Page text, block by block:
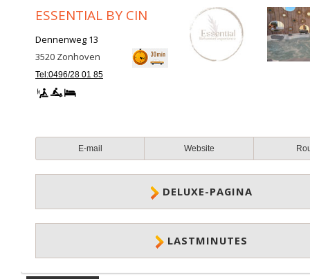
ESSENTIAL BY CIN
Dennenweg 13
3520 Zonhoven
Tel:0496/28 01 85
E-mail Website
DELUXE-PAGINA
LASTMINUTES